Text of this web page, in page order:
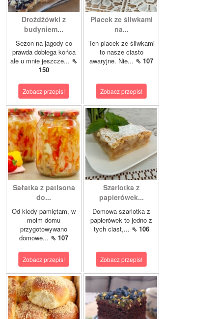
Drożdżówki z
budyniem...
Sezon na jagody co
prawda dobiega końca
ale u mnie jeszcze... ⇖
150
Zobacz przepis!
Placek ze śliwkami
na...
Ten placek ze śliwkami
to nasze ciasto
awaryjne. Nie... ⇖ 107
Zobacz przepis!
Sałatka z patisona
do...
Od kiedy pamiętam, w
moim domu
przygotowywano
domowe... ⇖ 107
Zobacz przepis!
Szarlotka z
papierówek...
Domowa szarlotka z
papierówek to jedno z
tych ciast,... ⇖ 106
Zobacz przepis!